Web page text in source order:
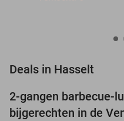
Deals in Hasselt
NEW
TODAY
2-gangen barbecue-
bijgerechten in de